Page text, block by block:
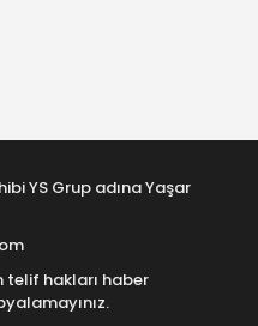
YS Grup adına Yaşar
telif hakları haber